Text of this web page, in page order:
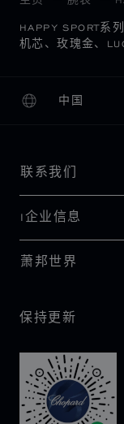
HAPPY SPORT
机芯、玫瑰金、
中国
本地化（
更改国家/
联系我们
I企业信息
萧邦世界
保持更新